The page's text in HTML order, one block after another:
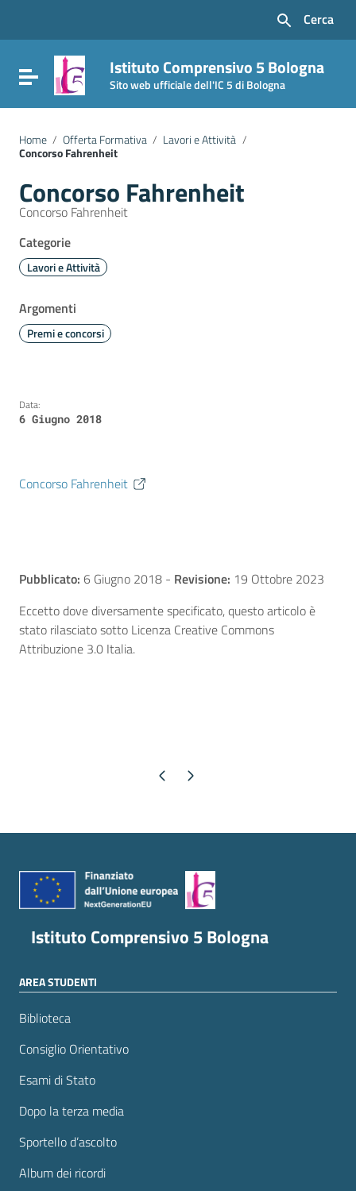
Vai al footer
Cerca
Attiva / disattiva la navigazione
Istituto Comprensivo 5 Bologna
Sito web ufficiale dell'IC 5 di Bologna
Home / Offerta Formativa / Lavori e Attività /
Concorso Fahrenheit
Concorso Fahrenheit
Concorso Fahrenheit
Categorie
Lavori e Attività
Argomenti
Premi e concorsi
Data:
6 Giugno 2018
Concorso Fahrenheit
Pubblicato: 6 Giugno 2018 - Revisione: 19 Ottobre 2023
Eccetto dove diversamente specificato, questo articolo è
stato rilasciato sotto Licenza Creative Commons
Attribuzione 3.0 Italia.
Pagina precedente
Pagina successiva
Istituto Comprensivo 5 Bologna
AREA STUDENTI
Biblioteca
Consiglio Orientativo
Esami di Stato
Dopo la terza media
Sportello d’ascolto
Album dei ricordi